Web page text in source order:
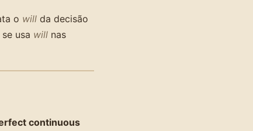
o will da decisão
usa will nas
continuous